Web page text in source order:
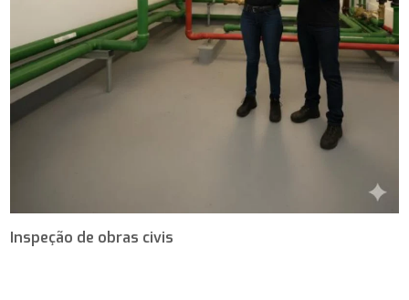
Inspeção de obras civis